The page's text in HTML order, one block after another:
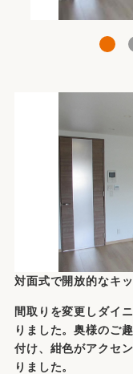
対面式で開放的なキ
間取りを変更しダイ
りました。奥様のご
付け、紺色がアクセ
りました。